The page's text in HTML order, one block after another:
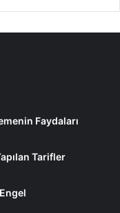
Faydaları
Tarifler